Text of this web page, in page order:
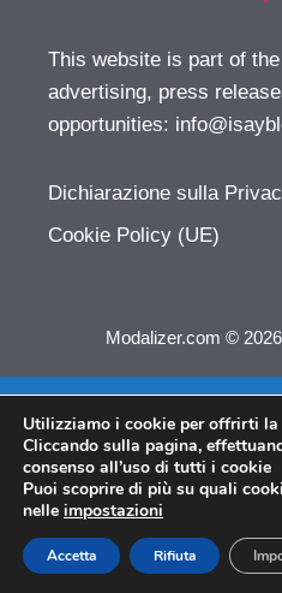
This website is part of
advertising, press
opportunities:
Dichiarazione sulla
Cookie Policy (UE)
Modalizer.com ©
Utilizziamo i cookie per offrirti
Cliccando sulla pagina,
consenso all’uso di tutti i cookie
Puoi scoprire di più su quali
nelle impostazioni
Accetta Rifiuta